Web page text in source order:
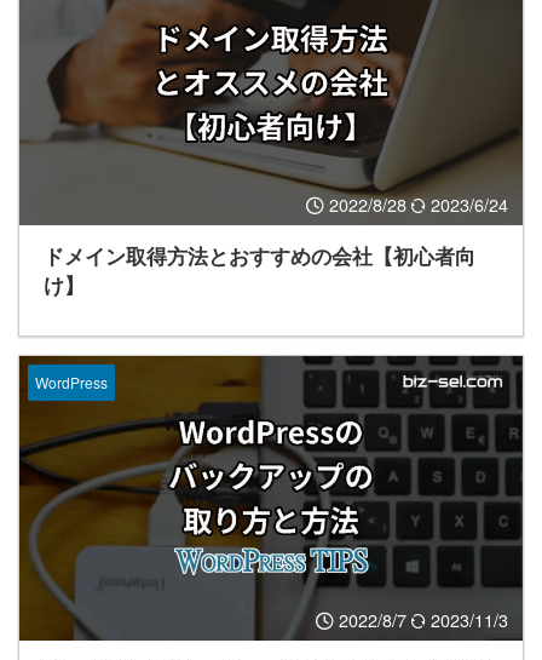
2022/8/28 2023/6/24
ドメイン取得方法とおすすめの会社【初心者向
け】
2022/8/7 2023/11/3
WordPress